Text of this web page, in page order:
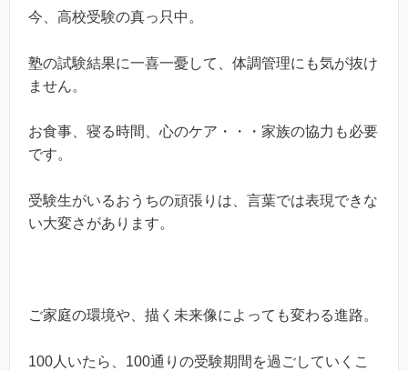
今、高校受験の真っ只中。
塾の試験結果に一喜一憂して、体調管理にも気が抜け
ません。
お食事、寝る時間、心のケア・・・家族の協力も必要
です。
受験生がいるおうちの頑張りは、言葉では表現できな
い大変さがあります。
ご家庭の環境や、描く未来像によっても変わる進路。
100人いたら、100通りの受験期間を過ごしていくこ